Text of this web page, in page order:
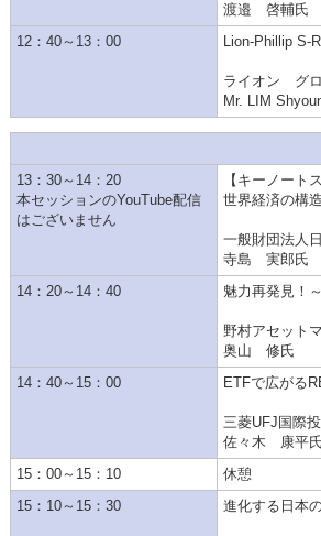
渡邉 啓輔氏
12：40～13：00
Lion-Phillip S-
ライオン グ
Mr. LIM
13：30～14：20
本セッションのYouTube配信
はございません
【キーノート
世界経済の構
一般財団法人
寺島 実郎氏
14：20～14：40
魅力再発見！
野村アセット
奥山 修氏
14：40～15：00
ETFで広がる
三菱UFJ国際
佐々木 康平
15：00～15：10
休憩
15：10～15：30
進化する日本